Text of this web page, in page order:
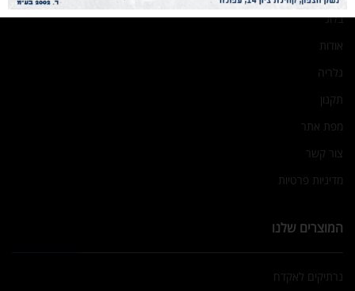
בלוג
אודות
גלריה
תקנון
מפת אתר
צור קשר
מדיניות פרטיות
המוצרים שלנו
נרתיקים לאקדח